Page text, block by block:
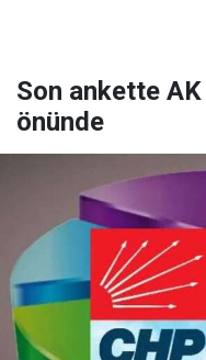
Son ankette
önünde